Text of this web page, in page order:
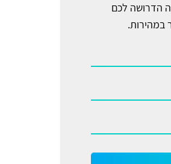
הדרושה לכם
במהירות.